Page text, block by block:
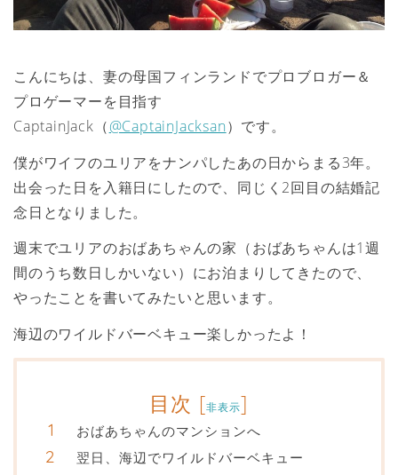
こんにちは、妻の母国フィンランドでプロブロガー＆
プロゲーマーを目指す
CaptainJack（@CaptainJacksan）です。
僕がワイフのユリアをナンパしたあの日からまる3年。
出会った日を入籍日にしたので、同じく2回目の結婚記
念日となりました。
週末でユリアのおばあちゃんの家（おばあちゃんは1週
間のうち数日しかいない）にお泊まりしてきたので、
やったことを書いてみたいと思います。
海辺のワイルドバーベキュー楽しかったよ！
目次 [非表示]
おばあちゃんのマンションへ
翌日、海辺でワイルドバーベキュー